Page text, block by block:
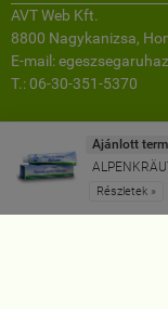
AVT Web Kft.
8800 Nagykanizsa,
E-mail:
T.: 06-30-351-5370
Minden jog fenntartva.
Ajánlott
Részletek »